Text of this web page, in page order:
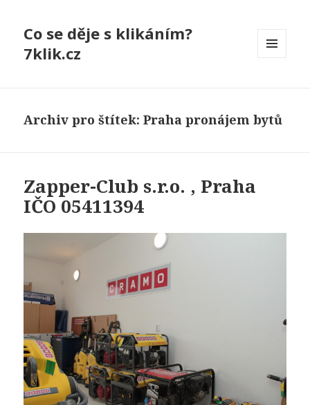
Co se děje s klikáním?
7klik.cz
Archiv pro štítek: Praha pronájem bytů
Zapper-Club s.r.o. , Praha
IČO 05411394